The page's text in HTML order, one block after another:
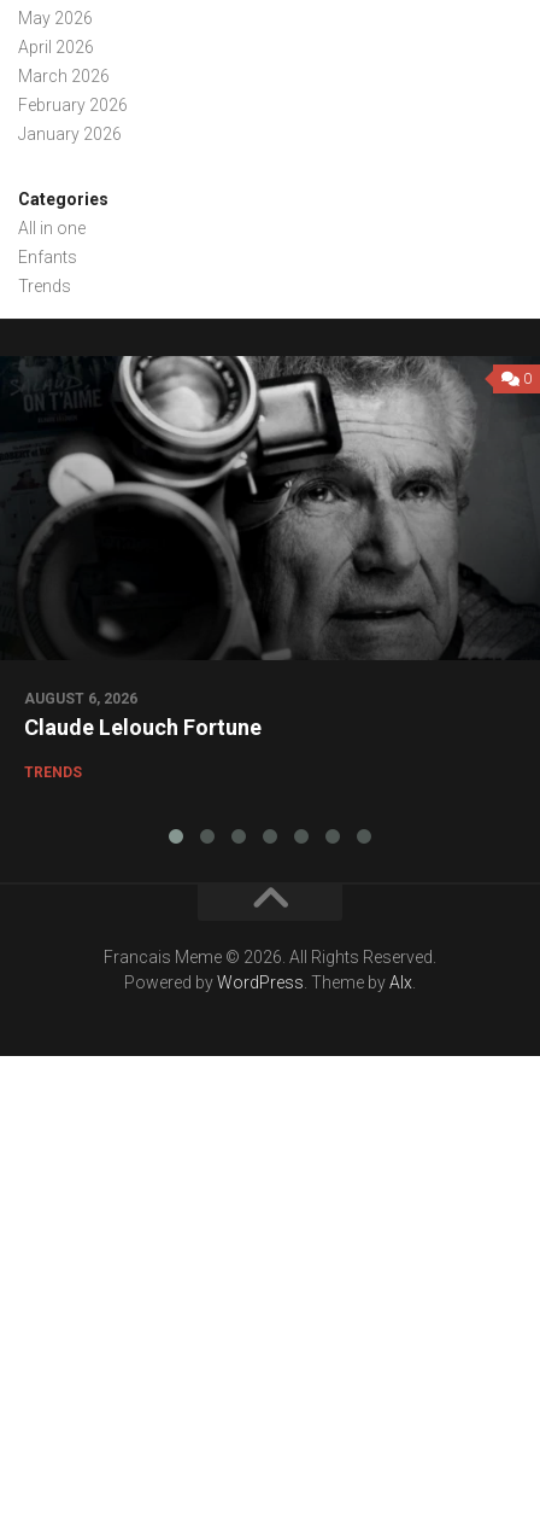
May 2026
April 2026
March 2026
February 2026
January 2026
Categories
All in one
Enfants
Trends
0
AUGUST 6, 2026
Claude Lelouch Fortune
TRENDS
Francais Meme © 2026. All Rights Reserved.
Powered byWordPress. Theme byAlx.